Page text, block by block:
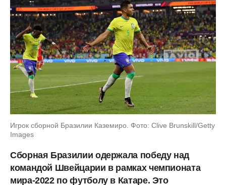
Игрок сборной Бразилии Каземиро. Фото: Clive Brunskill/Getty
Images
Сборная Бразилии одержала победу над
командой Швейцарии в рамках чемпионата
мира-2022 по футболу в Катаре. Это